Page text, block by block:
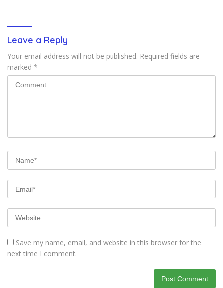
Leave a Reply
Your email address will not be published. Required fields are
marked *
Save my name, email, and website in this browser for the
next time I comment.